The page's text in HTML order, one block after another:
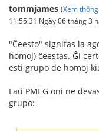
tommjames (Xem
11:55:31 Ngày 06 tháng 3
"Ĉeesto" signifas la
homoj) ĉeestas. Ĝi
esti grupo de homoj
Laŭ PMEG oni ne
grupo: